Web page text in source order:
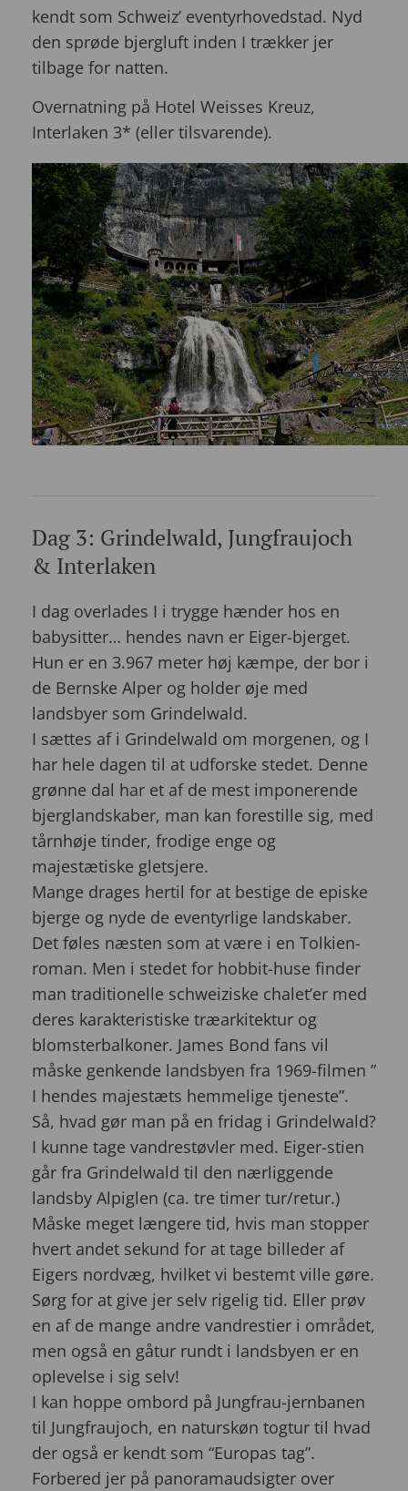
kendt som Schweiz’ eventyrhovedstad. Nyd
den sprøde bjergluft inden I trækker jer
tilbage for natten.
Overnatning på Hotel Weisses Kreuz,
Interlaken 3* (eller tilsvarende).
Dag 3: Grindelwald, Jungfraujoch
& Interlaken
I dag overlades I i trygge hænder hos en
babysitter… hendes navn er Eiger-bjerget.
Hun er en 3.967 meter høj kæmpe, der bor i
de Bernske Alper og holder øje med
landsbyer som Grindelwald.
I sættes af i Grindelwald om morgenen, og I
har hele dagen til at udforske stedet. Denne
grønne dal har et af de mest imponerende
bjerglandskaber, man kan forestille sig, med
tårnhøje tinder, frodige enge og
majestætiske gletsjere.
Mange drages hertil for at bestige de episke
bjerge og nyde de eventyrlige landskaber.
Det føles næsten som at være i en Tolkien-
roman. Men i stedet for hobbit-huse finder
man traditionelle schweiziske chalet’er med
deres karakteristiske træarkitektur og
blomsterbalkoner. James Bond fans vil
måske genkende landsbyen fra 1969-filmen ”
I hendes majestæts hemmelige tjeneste”.
Så, hvad gør man på en fridag i Grindelwald?
I kunne tage vandrestøvler med. Eiger-stien
går fra Grindelwald til den nærliggende
landsby Alpiglen (ca. tre timer tur/retur.)
Måske meget længere tid, hvis man stopper
hvert andet sekund for at tage billeder af
Eigers nordvæg, hvilket vi bestemt ville gøre.
Sørg for at give jer selv rigelig tid. Eller prøv
en af de mange andre vandrestier i området,
men også en gåtur rundt i landsbyen er en
oplevelse i sig selv!
I kan hoppe ombord på Jungfrau-jernbanen
til Jungfraujoch, en naturskøn togtur til hvad
der også er kendt som “Europas tag”.
Forbered jer på panoramaudsigter over